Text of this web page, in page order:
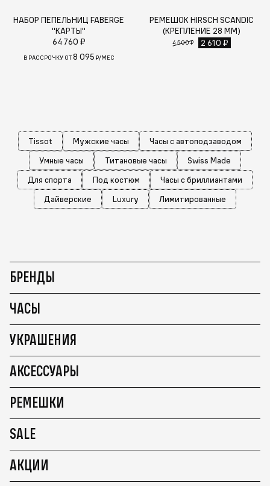
НАБОР ПЕПЕЛЬНИЦ FABERGE
"КАРТЫ"
64 760 ₽
В РАССРОЧКУ ОТ8 095 ₽/МЕС
РЕМЕШОК HIRSCH SCANDIC
(КРЕПЛЕНИЕ 28 ММ)
4 500 ₽ 2 610 ₽
Tissot Мужские часы
Часы с автоподзаводом
Умные часы
Титановые часы
Swiss Made
Для спорта
Под костюм
Часы с бриллиантами
Дайверские
Luxury Лимитированные
БРЕНДЫ
ЧАСЫ
УКРАШЕНИЯ
АКСЕССУАРЫ
РЕМЕШКИ
SALE
АКЦИИ